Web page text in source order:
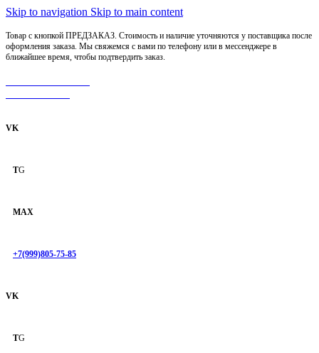
Skip to navigation Skip to main content
Товар с кнопкой ПРЕДЗАКАЗ. Стоимость и наличие уточняются у поставщика после
оформления заказа. Мы свяжемся с вами по телефону или в мессенджере в
ближайшее время, чтобы подтвердить заказ.
VK
TG
MAX
+7(999)805-75-85
VK
TG